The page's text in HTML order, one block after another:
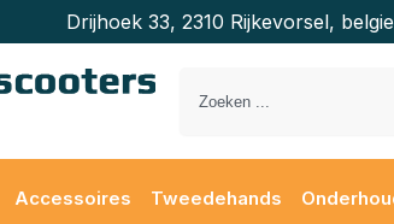
Drijhoek 33, 2310 Rijkevorsel, belgie
Accessoires Tweedehands